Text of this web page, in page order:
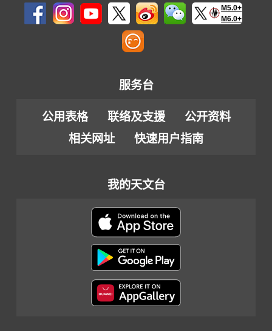
M5.0+
M6.0+
服务台
公用表格 联络及支援
公开资料
相关网址
快速用户指南
我的天文台